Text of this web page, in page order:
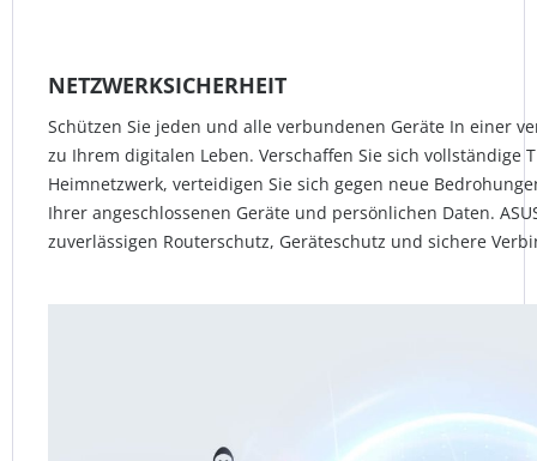
NETZWERKSICHERHEIT
Schützen Sie jeden und alle verbundenen Geräte In einer
zu Ihrem digitalen Leben. Verschaffen Sie sich vollständige
Heimnetzwerk, verteidigen Sie sich gegen neue
Ihrer angeschlossenen Geräte und persönlichen Daten.
zuverlässigen Routerschutz, Geräteschutz und sichere